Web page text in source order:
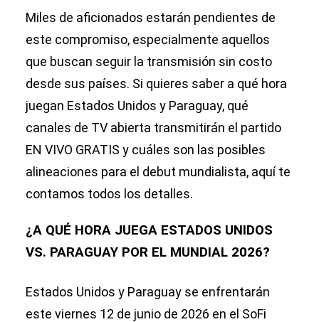
Miles de aficionados estarán pendientes de
este compromiso, especialmente aquellos
que buscan seguir la transmisión sin costo
desde sus países. Si quieres saber a qué hora
juegan Estados Unidos y Paraguay, qué
canales de TV abierta transmitirán el partido
EN VIVO GRATIS y cuáles son las posibles
alineaciones para el debut mundialista, aquí te
contamos todos los detalles.
¿A QUÉ HORA JUEGA ESTADOS UNIDOS
VS. PARAGUAY POR EL MUNDIAL 2026?
Estados Unidos y Paraguay se enfrentarán
este viernes 12 de junio de 2026 en el SoFi